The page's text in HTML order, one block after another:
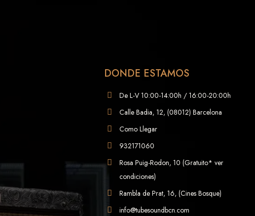
DONDE ESTAMOS
De L-V 10:00-14:00h / 16:00-20:00h
Calle Badia, 12, (08012) Barcelona
Como Llegar
932171060
Rosa Puig-Rodon, 10 (Gratuito* ver
condiciones)
Rambla de Prat, 16, (Cines Bosque)
info@tubesoundbcn.com